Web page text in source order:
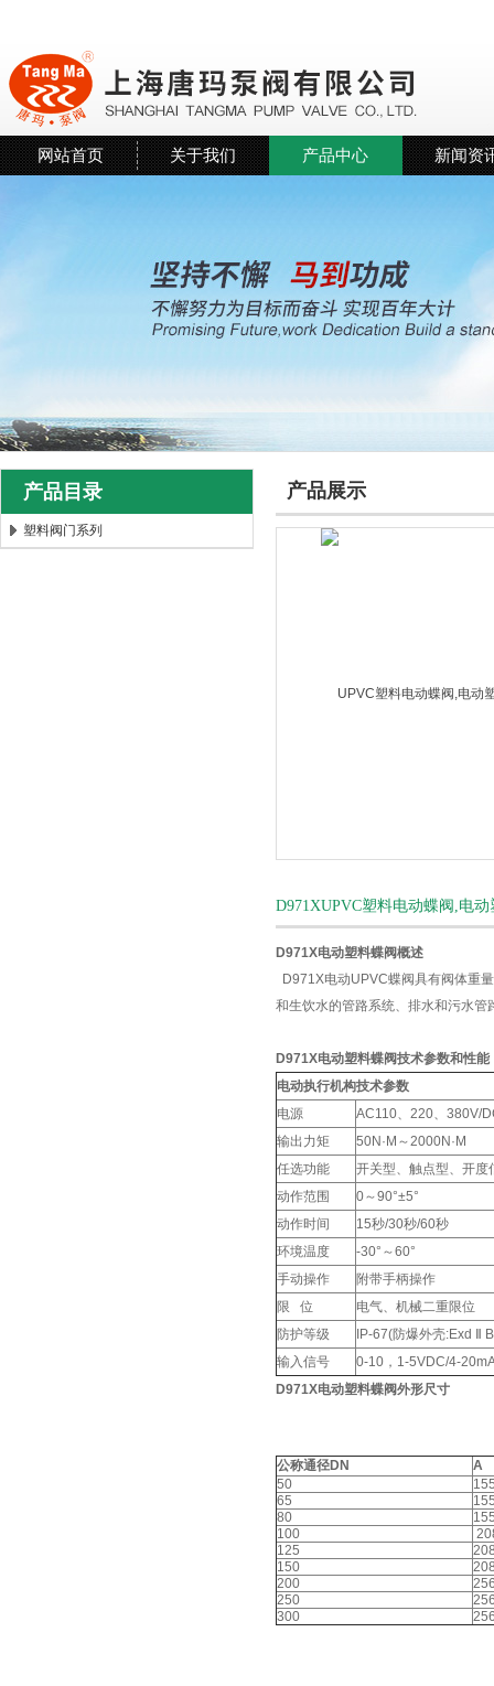
网站首页 关于我们 产品中心 新闻资
产品目录
塑料阀门系列
产品展示
D971XUPVC塑料电动蝶阀,电
D971X电动塑料蝶阀概述
D971X电动UPVC蝶阀具有阀体重
和生饮水的管路系统、排水和污水
D971X电动塑料蝶阀技术参数和性能
电动执行机构技术参数
电源
AC110、220、380V/
输出力矩
50N·M～2000N·M
任选功能
开关型、触点型、开度
动作范围
0～90°±5°
动作时间
15秒/30秒/60秒
环境温度
-30°～60°
手动操作
附带手柄操作
限 位
电气、机械二重限位
防护等级
IP-67(防爆外壳:Exd Ⅱ
输入信号
0-10，1-5VDC/4-
D971X电动塑料蝶阀外形尺寸
公称通径DN
A
50
65
80
100
125
150
200
250
300